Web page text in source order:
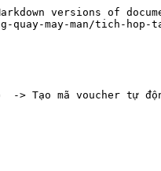
versions of
may-man/tich-hop-
> Tạo mã voucher tự